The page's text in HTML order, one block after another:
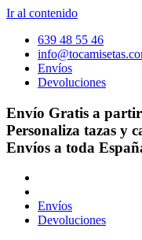
Ir al contenido
639 48 55 46
Envíos
Devoluciones
Envío Gratis a
Personaliza tazas y
Envíos a toda
Envíos
Devoluciones